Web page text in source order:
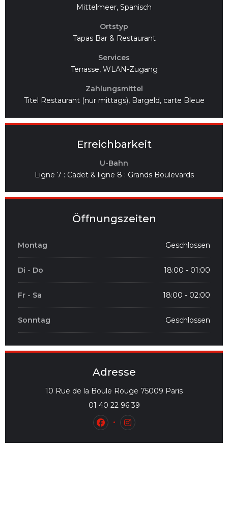
Mittelmeer, Spanisch
Ortstyp
Tapas Bar & Restaurant
Services
Terrasse, WLAN-Zugang
Zahlungsmittel
Titel Restaurant (nur mittags), Bargeld, carte Bleue
Erreichbarkeit
U-Bahn
Ligne 7 : Cadet & ligne 8 : Grands Boulevards
Öffnungszeiten
Montag Geschlossen
Di - Do 18:00 - 01:00
Fr - Sa 18:00 - 02:00
Sonntag Geschlossen
Adresse
10 Rue de la Boule Rouge 75009 Paris((öffnet ein
01 40 22 96 39
Facebook ((öffnet ein neues
Instagram ((öffnet ein